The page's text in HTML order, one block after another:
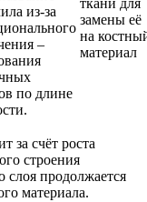
из-за
–
по длине
ткани для
замены её
на
материал
за счёт роста
строения
слоя продолжается
материала.